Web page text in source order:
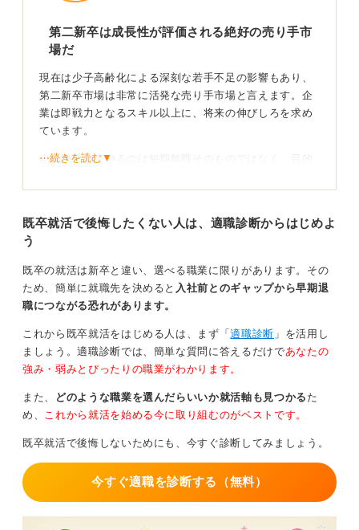
第二新卒は成長性が評価される絶好の売り手市
場だ
現在は少子高齢化による深刻な若手不足の影響もあり、
第二新卒市場は非常に活発な売り手市場と言えます。企
業は即戦力となるスキル以上に、将来の伸びしろを求め
ています。
企業が恐れているのは短期離職そのものではなく、目的
く姿勢や目的意識を教育で変えるのは難しいため、そこ
前向きなストーリーで短期離職を自分の強みに変え
よう
実績がないから、と悩む必要はありません。大切なの
は、前職での経験を「次はどのように貢献したいか」と
いう前向きなストーリーへと変換することです。
自ら考え動くキャリア形成の視点をもって語ることがで
きれば、短期離職という経歴は自らの意思で一歩踏み出
懸念をぬぐい去り、納得のいく転職を勝ち取るための戦
⋯続きを読む▼
既卒就活で後悔したくない人は、適職診断からはじめよ
う
既卒の就活は新卒と違い、選べる職業に限りがあります。その
ため、簡単に就職先を決めると 入社前とのギャップから早期退
職につながる恐れがあります。
これから既卒就活をはじめる人は、まず「適職診断 」を活用し
ましょう。適職診断では、簡単な質問に答えるだけであなたの
強み・弱みとぴったりの職業がわかります。
また、 どのような職業を選んだらいいか就活軸も見つかる た
め、 これから就活を始める今に取り組むのがベストです。
既卒就活で後悔しないためにも、今すぐ診断してみましょう。
今すぐ適職を診断する（無料）